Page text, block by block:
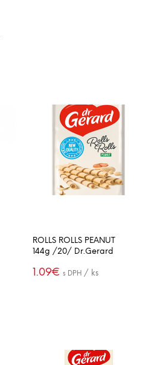
ROLLS ROLLS PEANUT
144g /20/ Dr.Gerard
1.09€ s DPH / ks